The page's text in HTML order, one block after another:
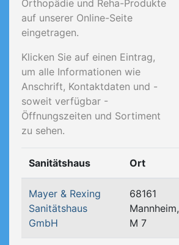
Orthopädie und Reha-Produkte
auf unserer Online-Seite
eingetragen.
Klicken Sie auf einen Eintrag,
um alle Informationen wie
Anschrift, Kontaktdaten und -
soweit verfügbar -
Öffnungszeiten und Sortiment
zu sehen.
Sanitätshaus Ort
Mayer & Rexing
Sanitätshaus
GmbH
68161
Mannheim,
M 7